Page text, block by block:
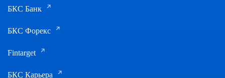
БКС Банк
БКС Форекс
Fintarget
БКС Карьера